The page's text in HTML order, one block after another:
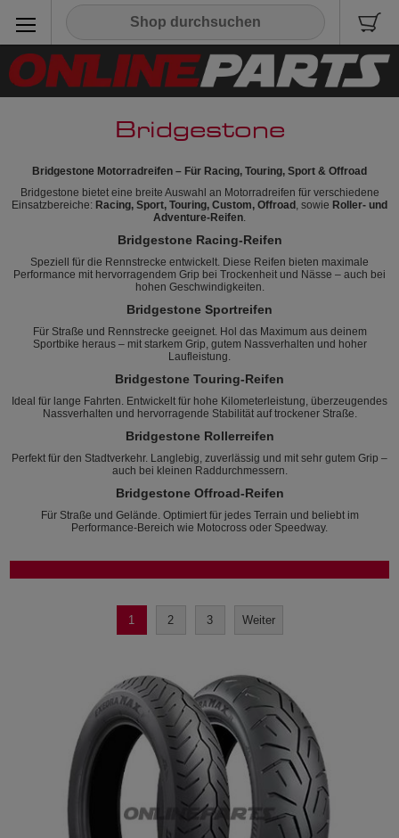
Bridgestone
Bridgestone Motorradreifen – Für Racing, Touring, Sport & Offroad
Bridgestone bietet eine breite Auswahl an Motorradreifen für verschiedene
Einsatzbereiche: Racing, Sport, Touring, Custom, Offroad , sowie Roller- und
Adventure-Reifen
Bridgestone Racing-Reifen
Speziell für die Rennstrecke entwickelt. Diese Reifen bieten maximale
Performance mit hervorragendem Grip bei Trockenheit und Nässe – auch bei
hohen Geschwindigkeiten.
Bridgestone Sportreifen
Für Straße und Rennstrecke geeignet. Hol das Maximum aus deinem
Sportbike heraus – mit starkem Grip, gutem Nassverhalten und hoher
Laufleistung.
Bridgestone Touring-Reifen
Ideal für lange Fahrten. Entwickelt für hohe Kilometerleistung, überzeugendes
Nassverhalten und hervorragende Stabilität auf trockener Straße.
Bridgestone Rollerreifen
Perfekt für den Stadtverkehr. Langlebig, zuverlässig und mit sehr gutem Grip –
auch bei kleinen Raddurchmessern.
Bridgestone Offroad-Reifen
Für Straße und Gelände. Optimiert für jedes Terrain und beliebt im
Performance-Bereich wie Motocross oder Speedway.
1 2 3 Weiter